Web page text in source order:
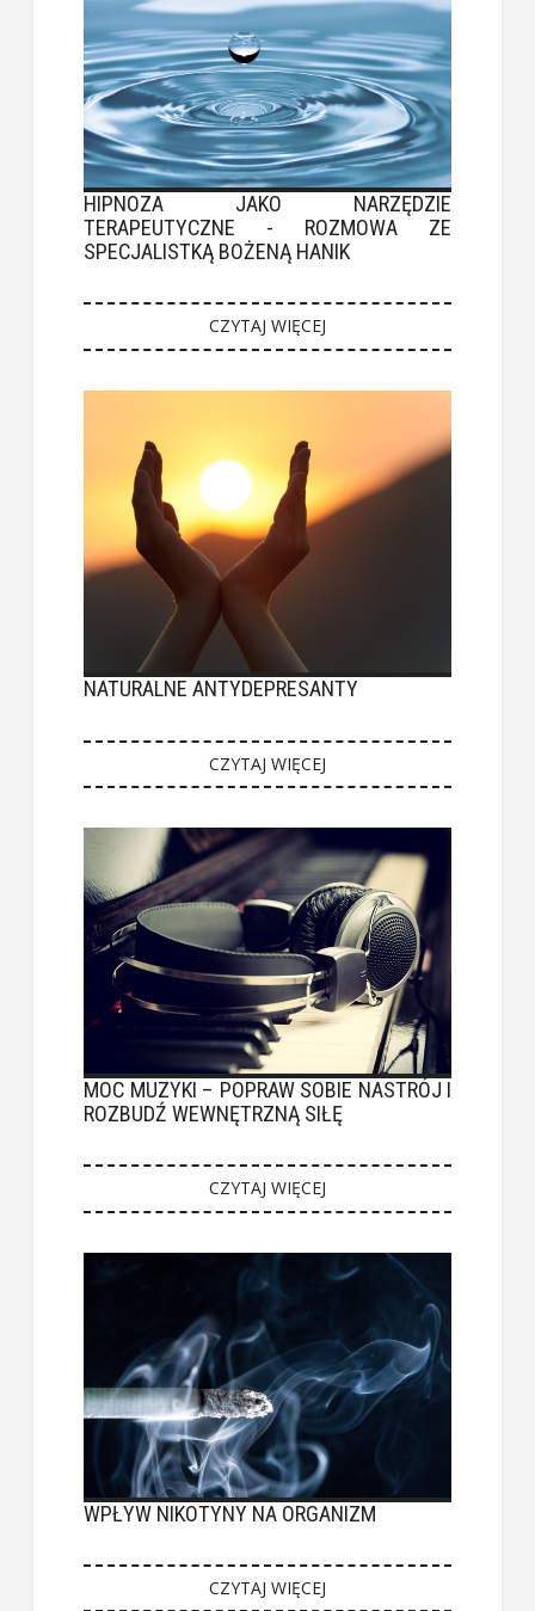
HIPNOZA JAKO NARZĘDZIE
TERAPEUTYCZNE - ROZMOWA ZE
SPECJALISTKĄ BOŻENĄ HANIK
CZYTAJ WIĘCEJ
NATURALNE ANTYDEPRESANTY
CZYTAJ WIĘCEJ
MOC MUZYKI – POPRAW SOBIE NASTRÓJ I
ROZBUDŹ WEWNĘTRZNĄ SIŁĘ
CZYTAJ WIĘCEJ
WPŁYW NIKOTYNY NA ORGANIZM
CZYTAJ WIĘCEJ